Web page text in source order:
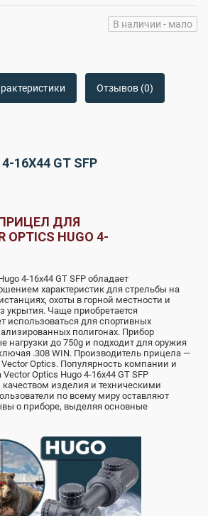
В наличии - мало
Отзывов (0)
16X44 GT SFP
ДЛЯ
HUGO 4-
4-16x44 GT SFP обладает
характеристик для стрельбы на
охоты в горной местности и
укрытия. Чаще приобретается
использоваться для спортивных
полигонах. Прибор
нагрузки до 750g и подходит для оружия
.308 WIN. Производитель прицела —
Optics. Популярность компании и
Optics Hugo 4-16x44 GT SFP
изделия и техническими
по всему миру оставляют
о приборе, выделяя основные